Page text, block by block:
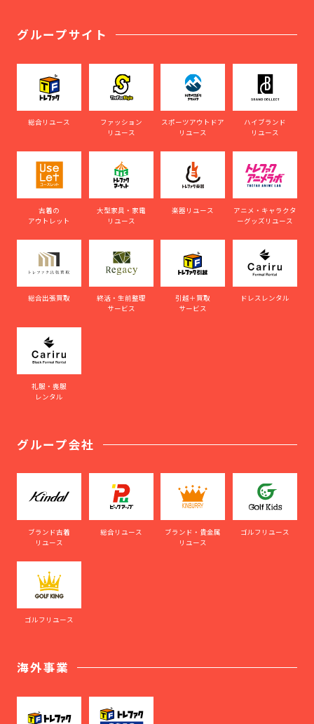
グループサイト
総合リユース
ファッション
リユース
スポーツアウトドア
リユース
ハイブランド
リユース
古着の
アウトレット
大型家具・家電
リユース
楽器リユース
アニメ・キャラクタ
ーグッズリユース
総合出張買取
終活・生前整理
サービス
引越＋買取
サービス
ドレスレンタル
礼服・喪服
レンタル
グループ会社
ブランド古着
リユース
総合リユース
ブランド・貴金属
リユース
ゴルフリユース
ゴルフリユース
海外事業